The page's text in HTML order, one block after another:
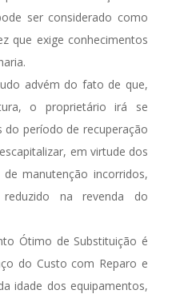
ser considerado como
que exige conhecimentos
advém do fato de que,
o proprietário irá se
do período de recuperação
em virtude dos
manutenção incorridos,
na revenda do
Ótimo de Substituição é
do Custo com Reparo e
idade dos equipamentos,